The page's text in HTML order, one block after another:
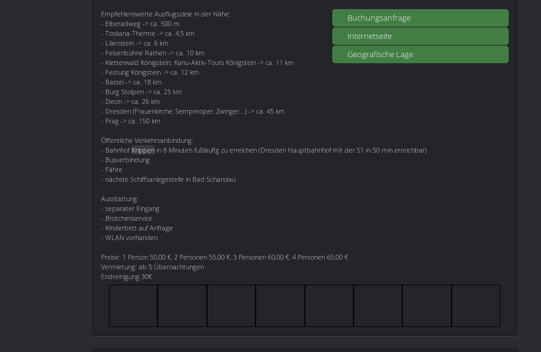
Buchungsanfrage
Internetseite
Geografische Lage
Empfehlenswerte Ausflugsziele in der Nähe:
- Elberadweg -> ca. 500 m
- Toskana-Therme -> ca. 4,5 km
- Lilienstein -> ca. 6 km
- Felsenbühne Rathen -> ca. 10 km
- Kletterwald Königstein; Kanu-Aktiv-Tours Königstein -> ca. 11 km
- Festung Königstein -> ca. 12 km
- Bastei -> ca. 18 km
- Burg Stolpen -> ca. 25 km
- Decin -> ca. 26 km
- Dresden (Frauenkirche, Semperoper, Zwinger...) -> ca. 45 km
- Prag -> ca. 150 km
Öffentliche Verkehrsanbindung:
- Bahnhof Krippenin 8 Minuten fußläufig zu erreichen (Dresden Hauptbahnhof mit der S1 in 50 min erreichbar)
- Busverbindung
- Fähre
- nächste Schiffsanlegestelle in Bad Schandau
Ausstattung:
- separater Eingang
- Brötchenservice
- Kinderbett auf Anfrage
- WLAN vorhanden
Preise: 1 Person 50,00 €, 2 Personen 55,00 €, 3 Personen 60,00 €, 4 Personen 65,00 €
Vermietung: ab 5 Übernachtungen
Endreinigung 30€